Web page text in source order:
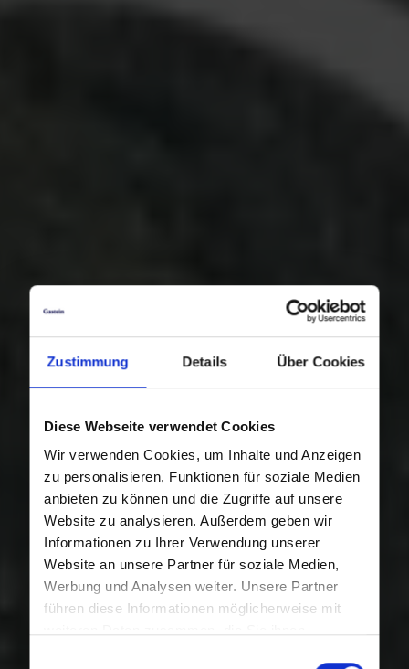
Zustimmung Details Über Cookies
Diese Webseite verwendet Cookies
Wir verwenden Cookies, um Inhalte und Anzeigen
zu personalisieren, Funktionen für soziale Medien
anbieten zu können und die Zugriffe auf unsere
Website zu analysieren. Außerdem geben wir
Informationen zu Ihrer Verwendung unserer
Website an unsere Partner für soziale Medien,
Werbung und Analysen weiter. Unsere Partner
führen diese Informationen möglicherweise mit